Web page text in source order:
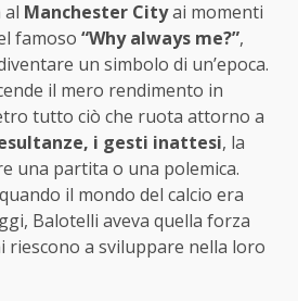
al Manchester Cityai momenti
famoso “Why always me?”,
un simbolo di un’epoca.
il mero rendimento in
tutto ciò che ruota attorno a
i gesti inattesi, la
una partita o una polemica.
il mondo del calcio era
Balotelli aveva quella forza
riescono a sviluppare nella loro